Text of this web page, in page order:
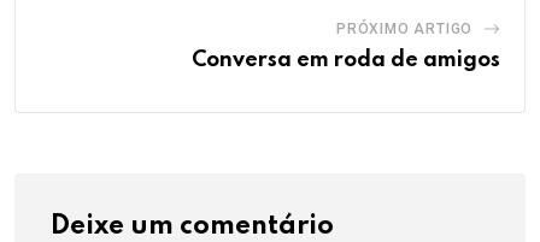
PRÓXIMO ARTIGO
Conversa em roda de amigos
Deixe um comentário